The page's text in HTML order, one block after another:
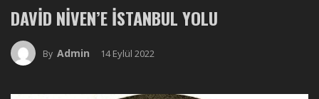
DAVID NIVEN’E İSTANBUL YOLU
By Admin 14 Eylül 2022